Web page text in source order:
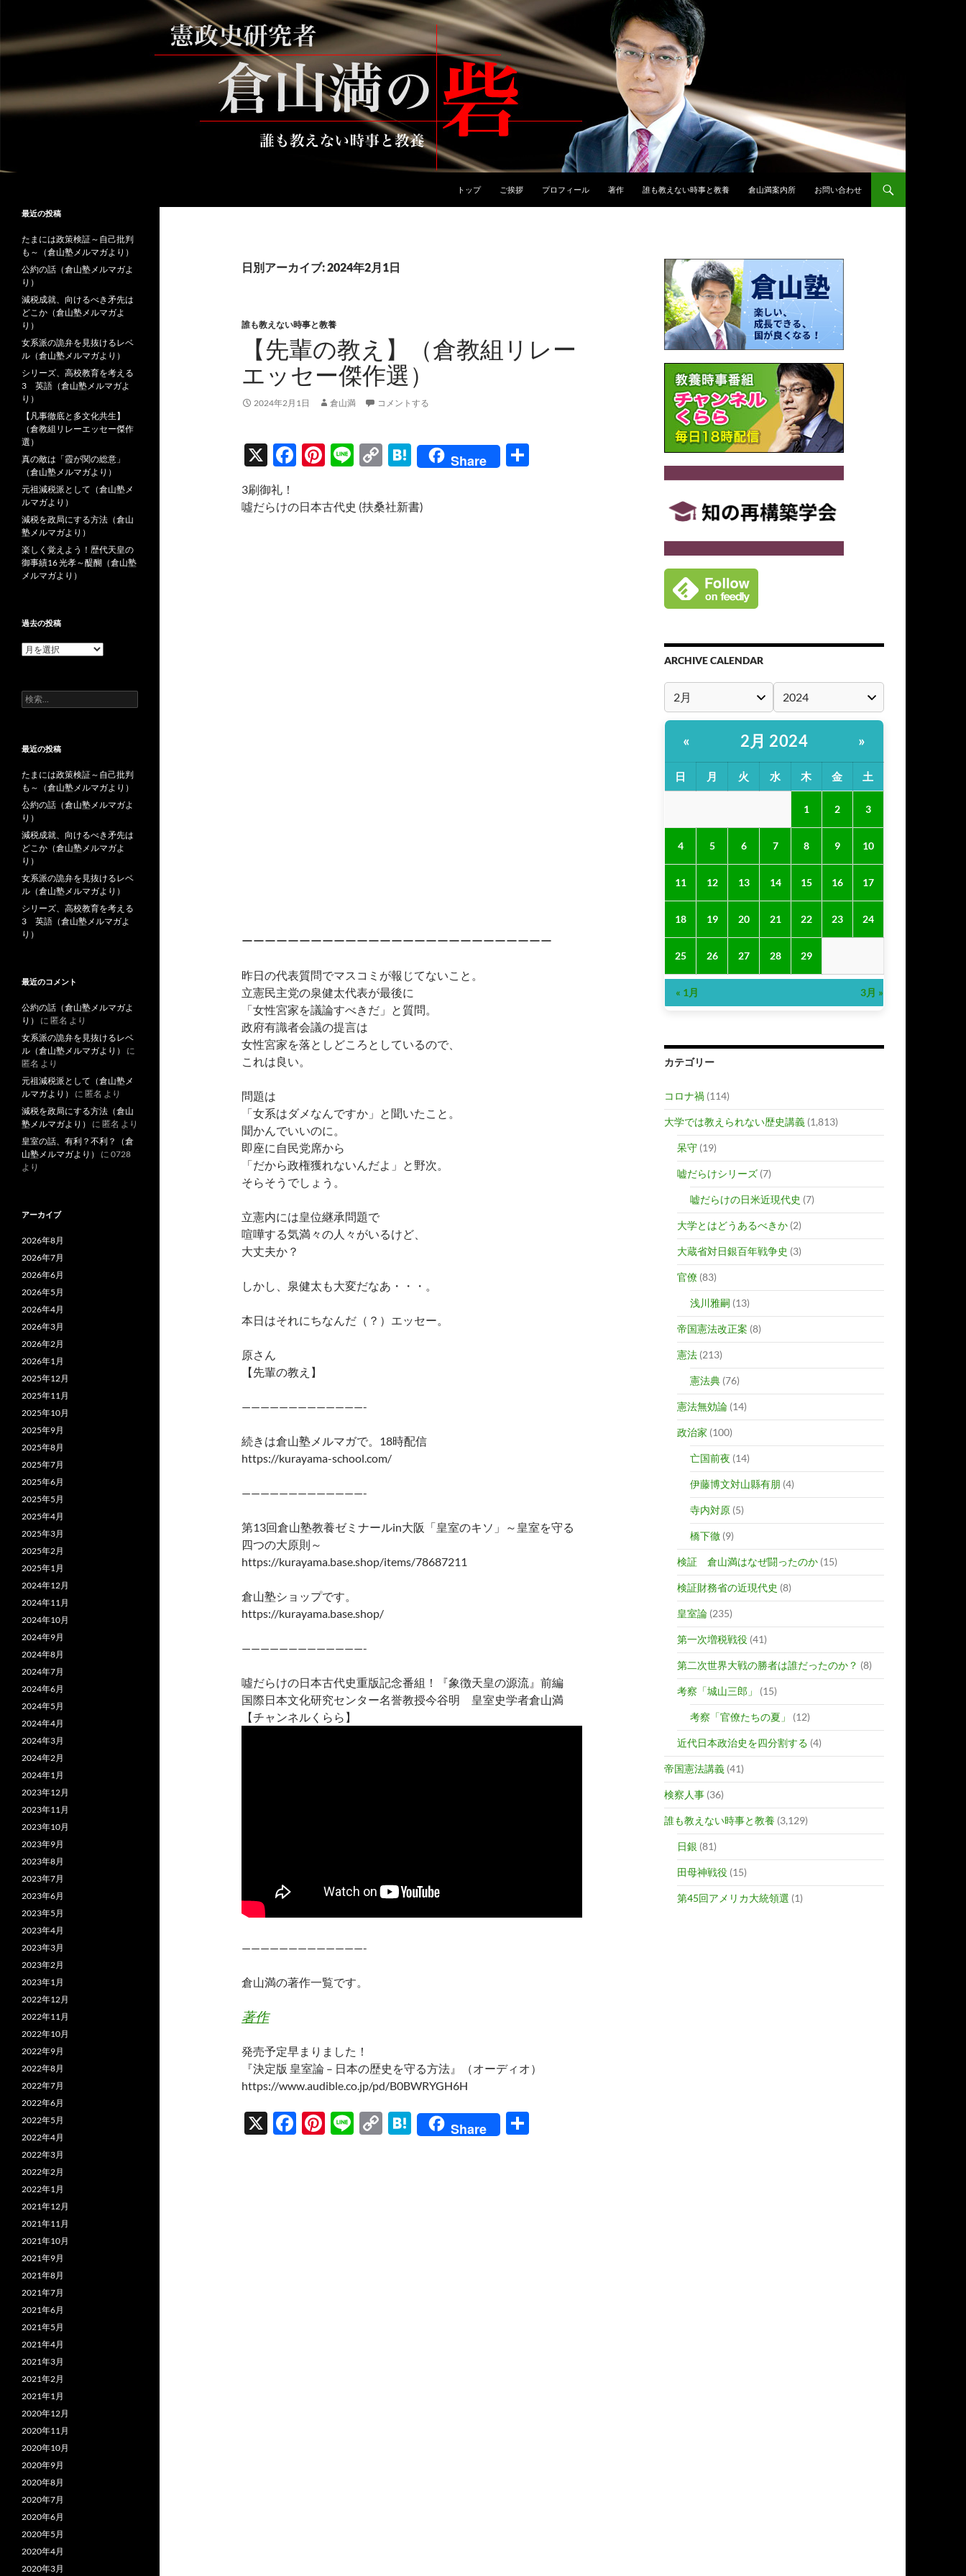
テ
ン
へ
ス
トップ ご挨拶 プロフィール 著作 誰も教えない時事と教養 倉山満案内所 お問い合わせ
日別アーカイブ: 2024年2月1日
誰も教えない時事と教養
【先輩の教え】（倉教組リレー
エッセー傑作選）
2024年2月1日 倉山満 コメントする
X
F
e
Pi
er
Li
e
C
p
H
at
e
Share
3刷御礼！
噓だらけの日本古代史 (扶桑社新書)
ーーーーーーーーーーーーーーーーーーーーーーーーーーー
昨日の代表質問でマスコミが報じてないこと。
立憲民主党の泉健太代表が最後に
「女性宮家を議論すべきだ」と質問。
政府有識者会議の提言は
女性宮家を落としどころとしているので、
これは良い。
問題は
「女系はダメなんですか」と聞いたこと。
聞かんでいいのに。
即座に自民党席から
「だから政権獲れないんだよ」と野次。
そらそうでしょう。
立憲内には皇位継承問題で
喧嘩する気満々の人々がいるけど、
大丈夫か？
しかし、泉健太も大変だなあ・・・。
本日はそれにちなんだ（？）エッセー。
原さん
【先輩の教え】
—————————————-
続きは倉山塾メルマガで。18時配信
https://kurayama-school.com/
—————————————-
第13回倉山塾教養ゼミナールin大阪「皇室のキソ」～皇室を守る
四つの大原則～
https://kurayama.base.shop/items/78687211
倉山塾ショップです。
https://kurayama.base.shop/
—————————————-
噓だらけの日本古代史重版記念番組！『象徴天皇の源流』前編
国際日本文化研究センター名誉教授今谷明 皇室史学者倉山満
【チャンネルくらら】
—————————————-
倉山満の著作一覧です。
著作
発売予定早まりました！
『決定版 皇室論 – 日本の歴史を守る方法』（オーディオ）
https://www.audible.co.jp/pd/B0BWRYGH6H
X
F
Pi Li
C
H
at
Share
ARCHIVE CALENDAR
« 2月 2024 »
日 月 火 水 木 金 土
1 2 3
4 5 6 7 8 9 10
11 12 13 14 15 16 17
18 19 20 21 22 23 24
25 26 27 28 29
« 1月 3月 »
カテゴリー
コロナ禍 (114)
大学では教えられない歴史講義 (1,813)
呆守 (19)
嘘だらけシリーズ (7)
嘘だらけの日米近現代史 (7)
大学とはどうあるべきか (2)
大蔵省対日銀百年戦争史 (3)
官僚 (83)
浅川雅嗣 (13)
帝国憲法改正案 (8)
憲法 (213)
憲法典 (76)
憲法無効論 (14)
政治家 (100)
亡国前夜 (14)
伊藤博文対山縣有朋 (4)
寺内対原 (5)
橋下徹 (9)
検証 倉山満はなぜ闘ったのか (15)
検証財務省の近現代史 (8)
皇室論 (235)
第一次増税戦役 (41)
第二次世界大戦の勝者は誰だったのか？ (8)
考察「城山三郎」 (15)
考察「官僚たちの夏」 (12)
近代日本政治史を四分割する (4)
帝国憲法講義 (41)
検察人事 (36)
誰も教えない時事と教養 (3,129)
日銀 (81)
田母神戦役 (15)
第45回アメリカ大統領選 (1)
倉山満の砦～誰も教えない時事と教
最近の投稿
たまには政策検証～自己批判
も～（倉山塾メルマガより）
公約の話（倉山塾メルマガよ
り）
減税成就、向けるべき矛先は
どこか（倉山塾メルマガよ
り）
女系派の詭弁を見抜けるレベ
ル（倉山塾メルマガより）
シリーズ、高校教育を考える
3 英語（倉山塾メルマガよ
り）
【凡事徹底と多文化共生】
（倉教組リレーエッセー傑作
選）
真の敵は「霞が関の総意」
（倉山塾メルマガより）
元祖減税派として（倉山塾メ
ルマガより）
減税を政局にする方法（倉山
塾メルマガより）
楽しく覚えよう！歴代天皇の
御事績16 光孝～醍醐（倉山塾
メルマガより）
過去の投稿
過
稿
検
索:
最近の投稿
たまには政策検証～自己批判
も～（倉山塾メルマガより）
公約の話（倉山塾メルマガよ
り）
減税成就、向けるべき矛先は
どこか（倉山塾メルマガよ
り）
女系派の詭弁を見抜けるレベ
ル（倉山塾メルマガより）
シリーズ、高校教育を考える
3 英語（倉山塾メルマガよ
り）
最近のコメント
公約の話（倉山塾メルマガよ
り）
に 匿名 より
女系派の詭弁を見抜けるレベ
ル（倉山塾メルマガより）
に
匿名 より
元祖減税派として（倉山塾メ
ルマガより）
に 匿名 より
減税を政局にする方法（倉山
塾メルマガより）
に 匿名 より
皇室の話、有利？不利？（倉
山塾メルマガより）
に 0728
より
アーカイブ
2026年8月
2026年7月
2026年6月
2026年5月
2026年4月
2026年3月
2026年2月
2026年1月
2025年12月
2025年11月
2025年10月
2025年9月
2025年8月
2025年7月
2025年6月
2025年5月
2025年4月
2025年3月
2025年2月
2025年1月
2024年12月
2024年11月
2024年10月
2024年9月
2024年8月
2024年7月
2024年6月
2024年5月
2024年4月
2024年3月
2024年2月
2024年1月
2023年12月
2023年11月
2023年10月
2023年9月
2023年8月
2023年7月
2023年6月
2023年5月
2023年4月
2023年3月
2023年2月
2023年1月
2022年12月
2022年11月
2022年10月
2022年9月
2022年8月
2022年7月
2022年6月
2022年5月
2022年4月
2022年3月
2022年2月
2022年1月
2021年12月
2021年11月
2021年10月
2021年9月
2021年8月
2021年7月
2021年6月
2021年5月
2021年4月
2021年3月
2021年2月
2021年1月
2020年12月
2020年11月
2020年10月
2020年9月
2020年8月
2020年7月
2020年6月
2020年5月
2020年4月
2020年3月